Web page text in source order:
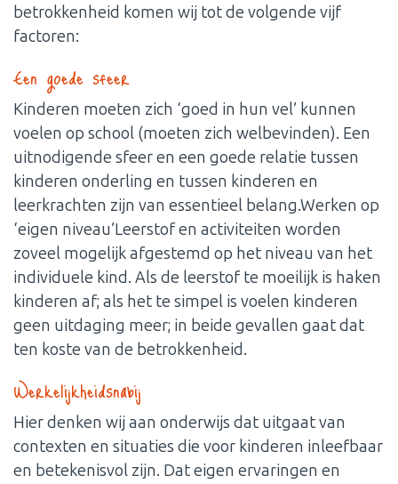
betrokkenheid komen wij tot de volgende vijf
factoren:
Een goede sfeer
Kinderen moeten zich ‘goed in hun vel’ kunnen
voelen op school (moeten zich welbevinden). Een
uitnodigende sfeer en een goede relatie tussen
kinderen onderling en tussen kinderen en
leerkrachten zijn van essentieel belang.Werken op
‘eigen niveau’Leerstof en activiteiten worden
zoveel mogelijk afgestemd op het niveau van het
individuele kind. Als de leerstof te moeilijk is haken
kinderen af; als het te simpel is voelen kinderen
geen uitdaging meer; in beide gevallen gaat dat
ten koste van de betrokkenheid.
Werkelijkheidsnabij
Hier denken wij aan onderwijs dat uitgaat van
contexten en situaties die voor kinderen inleefbaar
en betekenisvol zijn. Dat eigen ervaringen en